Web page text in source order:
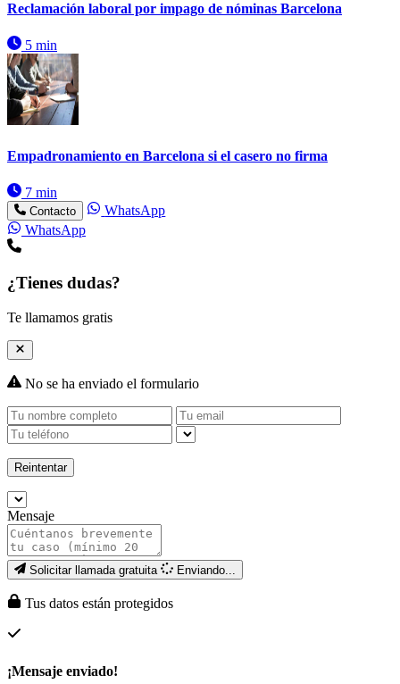
Reclamación laboral por impago de nóminas Barcelona
5 min
Empadronamiento en Barcelona si el casero no firma
7 min
Contacto
WhatsApp
WhatsApp
¿Tienes dudas?
Te llamamos gratis
No se ha enviado el formulario
Reintentar
Mensaje
Solicitar llamada gratuita Enviando...
Tus datos están protegidos
¡Mensaje enviado!